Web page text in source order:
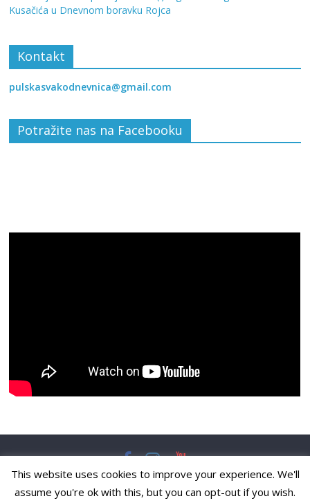
Kusačića u Dnevnom boravku Rojca
Kontakt
pulskasvakodnevnica@gmail.com
Potražite nas na Facebooku
Copyright © 2026Pulska Svakodnevnica. All rights reserved.
Theme:ColorMagby ThemeGrill. Powered byWordPress.
This website uses cookies to improve your experience. We'll
assume you're ok with this, but you can opt-out if you wish.